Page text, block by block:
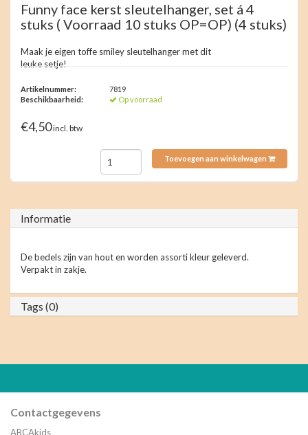
Funny face kerst sleutelhanger, set á 4
stuks ( Voorraad 10 stuks OP=OP) (4 stuks)
Maak je eigen toffe smiley sleutelhanger met dit
leuke setje!
Artikelnummer:
7819
Beschikbaarheid:
Op voorraad
€4,50incl. btw
Toevoegen aan winkelwagen
Informatie
De bedels zijn van hout en worden assorti kleur geleverd.
Verpakt in zakje.
Tags (0)
Contactgegevens
ABCAkids